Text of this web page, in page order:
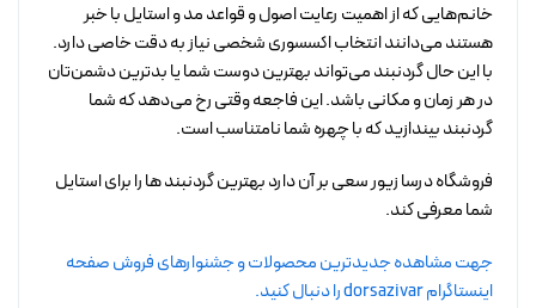
خانم‌هایی که از اهمیت رعایت اصول و قواعد مد و استایل با خبر
هستند می‌دانند انتخاب اکسسوری شخصی نیاز به دقت خاصی دارد.
با این حال گردنبند می‌تواند بهترین دوست شما یا بدترین دشمن‌تان
در هر زمان و مکانی باشد. این فاجعه وقتی رخ می‌دهد که شما
گردنبند بیندازید که با چهره شما نامتناسب است.
فروشگاه درسا زیور سعی بر آن دارد بهترین گردنبند ها را برای استایل
شما معرفی کند.
جهت مشاهده جدیدترین محصولات و جشنوارهای فروش صفحه
اینستاگرام dorsazivar را دنبال کنید.